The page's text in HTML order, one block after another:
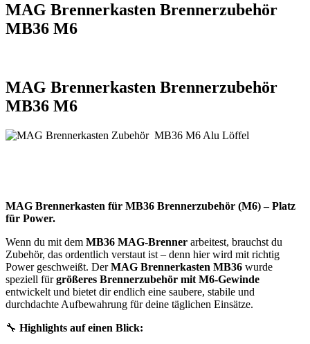
MAG Brennerkasten Brennerzubehör
MB36 M6
MAG Brennerkasten Brennerzubehör
MB36 M6
MAG Brennerkasten für MB36 Brennerzubehör (M6) – Platz
für Power.
Wenn du mit dem MB36 MAG-Brenner arbeitest, brauchst du
Zubehör, das ordentlich verstaut ist – denn hier wird mit richtig
Power geschweißt. DerMAG Brennerkasten MB36 wurde
speziell fürgrößeres Brennerzubehör mit M6-Gewinde
entwickelt und bietet dir endlich eine saubere, stabile und
durchdachte Aufbewahrung für deine täglichen Einsätze.
🔧 Highlights auf einen Blick: